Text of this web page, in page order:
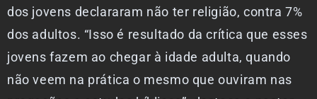
dos jovens declararam não ter religião, contra 7%
dos adultos. “Isso é resultado da crítica que esses
jovens fazem ao chegar à idade adulta, quando
não veem na prática o mesmo que ouviram nas